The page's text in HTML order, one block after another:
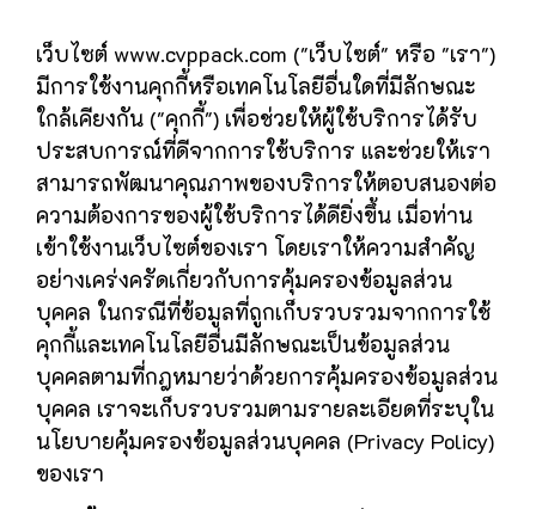
เว็บไซต์ www.cvppack.com ("เว็บไซต์" หรือ "เรา")
มีการใช้งานคุกกี้หรือเทคโนโลยีอื่นใดที่มีลักษณะ
ใกล้เคียงกัน ("คุกกี้") เพื่อช่วยให้ผู้ใช้บริการได้รับ
ประสบการณ์ที่ดีจากการใช้บริการ และช่วยให้เรา
สามารถพัฒนาคุณภาพของบริการให้ตอบสนองต่อ
ความต้องการของผู้ใช้บริการได้ดียิ่งขึ้น เมื่อท่าน
เข้าใช้งานเว็บไซต์ของเรา โดยเราให้ความสำคัญ
อย่างเคร่งครัดเกี่ยวกับการคุ้มครองข้อมูลส่วน
บุคคล ในกรณีที่ข้อมูลที่ถูกเก็บรวบรวมจากการใช้
คุกกี้และเทคโนโลยีอื่นมีลักษณะเป็นข้อมูลส่วน
บุคคลตามที่กฎหมายว่าด้วยการคุ้มครองข้อมูลส่วน
บุคคล เราจะเก็บรวบรวมตามรายละเอียดที่ระบุใน
นโยบายคุ้มครองข้อมูลส่วนบุคคล (Privacy Policy)
ของเรา